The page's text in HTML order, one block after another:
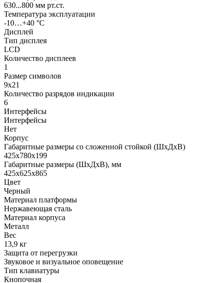
630...800 мм рт.ст.
Температура эксплуатации
-10…+40 °С
Дисплей
Тип дисплея
LCD
Количество дисплеев
1
Размер символов
9х21
Количество разрядов индикации
6
Интерфейсы
Интерфейсы
Нет
Корпус
Габаритные размеры со сложенной стойкой (ШхДхВ)
425х780х199
Габаритные размеры (ШхДхВ), мм
425х625х865
Цвет
Черный
Материал платформы
Нержавеющая сталь
Материал корпуса
Металл
Вес
13,9 кг
Защита от перегрузки
Звуковое и визуальное оповещение
Тип клавиатуры
Кнопочная